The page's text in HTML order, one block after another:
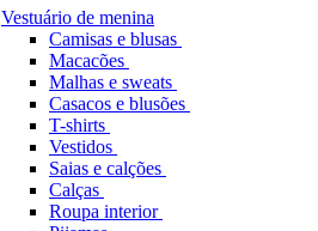
Vestuário de menina
Camisas e blusas
Macacões
Malhas e sweats
Casacos e blusões
T-shirts
Vestidos
Saias e calções
Calças
Roupa interior